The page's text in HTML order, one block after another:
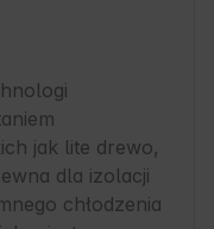
jak lite drewo,
dla izolacji
chłodzenia